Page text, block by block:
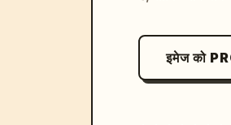
इमेज को